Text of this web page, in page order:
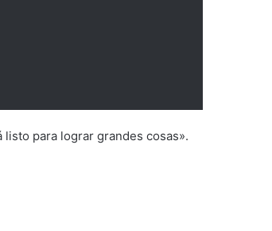
para lograr grandes cosas».